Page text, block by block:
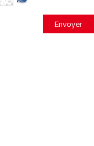
Envoyer